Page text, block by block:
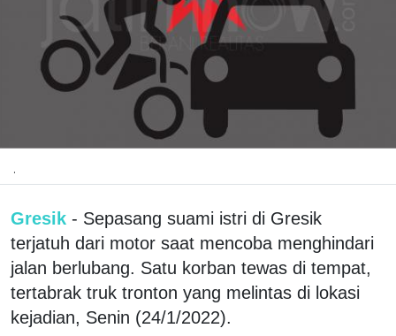
.
Gresik - Sepasang suami istri di Gresik
terjatuh dari motor saat mencoba menghindari
jalan berlubang. Satu korban tewas di tempat,
tertabrak truk tronton yang melintas di lokasi
kejadian, Senin (24/1/2022).